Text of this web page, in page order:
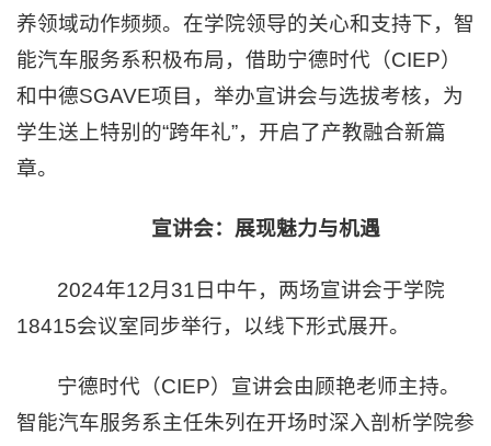
养领域动作频频。在学院领导的关心和支持下，智
能汽车服务系积极布局，借助宁德时代（CIEP）
和中德SGAVE项目，举办宣讲会与选拔考核，为
学生送上特别的“跨年礼”，开启了产教融合新篇
章。
宣讲会：展现魅力与机遇
2024年12月31日中午，两场宣讲会于学院
18415会议室同步举行，以线下形式展开。
宁德时代（CIEP）宣讲会由顾艳老师主持。
智能汽车服务系主任朱列在开场时深入剖析学院参